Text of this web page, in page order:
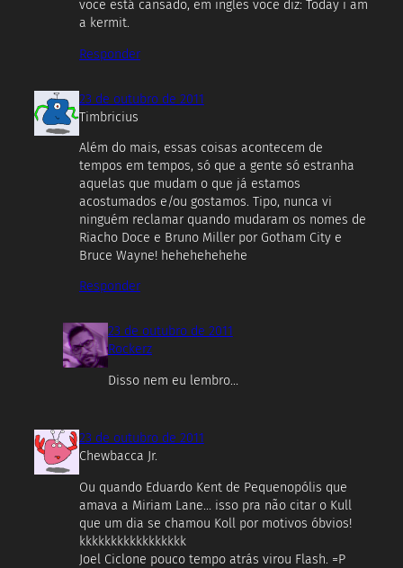
você está cansado, em inglês você diz: Today i am
a kermit.
Responder
23 de outubro de 2011
Timbricius
Além do mais, essas coisas acontecem de
tempos em tempos, só que a gente só estranha
aquelas que mudam o que já estamos
acostumados e/ou gostamos. Tipo, nunca vi
ninguém reclamar quando mudaram os nomes de
Riacho Doce e Bruno Miller por Gotham City e
Bruce Wayne! hehehehehehe
Responder
23 de outubro de 2011
Rockerz
Disso nem eu lembro…
23 de outubro de 2011
Chewbacca Jr.
Ou quando Eduardo Kent de Pequenopólis que
amava a Miriam Lane… isso pra não citar o Kull
que um dia se chamou Koll por motivos óbvios!
kkkkkkkkkkkkkkkkk
Joel Ciclone pouco tempo atrás virou Flash. =P